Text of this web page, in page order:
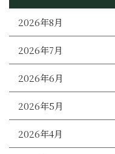
2026年8月
2026年7月
2026年6月
2026年5月
2026年4月